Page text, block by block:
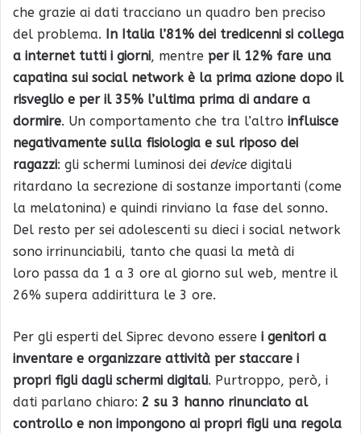
che grazie ai dati tracciano un quadro ben preciso
del problema. In Italia l’81% dei tredicenni si collega
a internet tutti i giorni, mentre per il 12% fare una
capatina sui social network è la prima azione dopo il
risveglio e per il 35% l’ultima prima di andare a
dormire. Un comportamento che tra l’altro influisce
negativamente sulla fisiologia e sul riposo dei
ragazzi: gli schermi luminosi dei device digitali
ritardano la secrezione di sostanze importanti (come
la melatonina) e quindi rinviano la fase del sonno.
Del resto per sei adolescenti su dieci i social network
sono irrinunciabili, tanto che quasi la metà di
loro passa da 1 a 3 ore al giorno sul web, mentre il
26% supera addirittura le 3 ore.
Per gli esperti del Siprec devono essere i genitori a
inventare e organizzare attività per staccare i
propri figli dagli schermi digitali. Purtroppo, però, i
dati parlano chiaro: 2 su 3 hanno rinunciato al
controllo e non impongono ai propri figli una regola